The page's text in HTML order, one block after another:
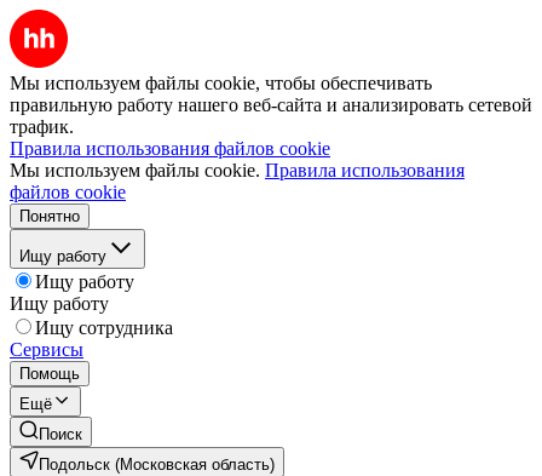
Мы используем файлы cookie, чтобы обеспечивать
правильную работу нашего веб-сайта и анализировать сетевой
трафик.
Правила использования файлов cookie
Мы используем файлы cookie. Правила использования
файлов cookie
Понятно
Ищу работу
Ищу работу
Ищу работу
Ищу сотрудника
Сервисы
Помощь
Ещё
Поиск
Подольск (Московская область)